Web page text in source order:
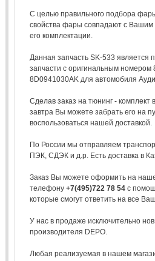
С целью правильного подбора
свойства фары совпадают с Вашим
его комплектации.
Данная запчасть SK-533 является
запчасти с оригинальным номером
8D0941030AK для автомобиля
Сделав заказ на тюнинг -
завтра Вы можете забрать его на
воспользоваться нашей доставкой.
По России мы отправляем
ПЭК, СДЭК и д.р. Есть доставка в
Заказ Вы можете оформить на
телефону +7(495)722 78 54с
которые смогут ответить на все
У нас в продаже исключительно
производителя DEPO.
Любая реализуемая в нашем